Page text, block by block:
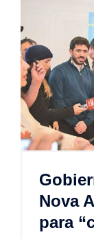
Nova
para